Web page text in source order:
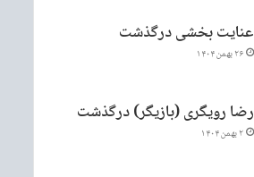
عنایت بخشی درگذشت
۲۶ بهمن ۱۴۰۴
رضا رویگری (بازیگر) درگذشت
۲ بهمن ۱۴۰۴